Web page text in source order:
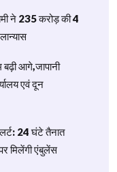
ने 235 करोड़ की 4
बढ़ी आगे,जापानी
एवं दून
24 घंटे तैनात
मिलेंगी एंबुलेंस